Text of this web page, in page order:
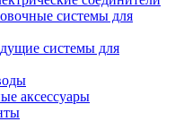
системы для
системы для
аксессуары